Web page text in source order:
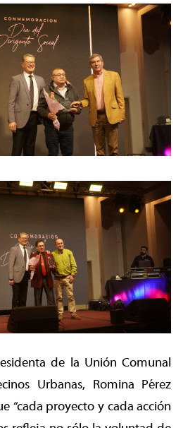
de la Unión Comunal
Urbanas, Romina Pérez
“cada proyecto y cada acción